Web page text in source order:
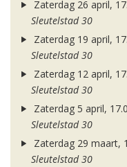
Zaterdag 26 april,
Sleutelstad 30
Zaterdag 19 april,
Sleutelstad 30
Zaterdag 12 april,
Sleutelstad 30
Zaterdag 5 april,
Sleutelstad 30
Zaterdag 29 maart,
Sleutelstad 30